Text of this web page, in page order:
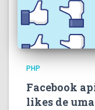
PHP
Facebook
likes de